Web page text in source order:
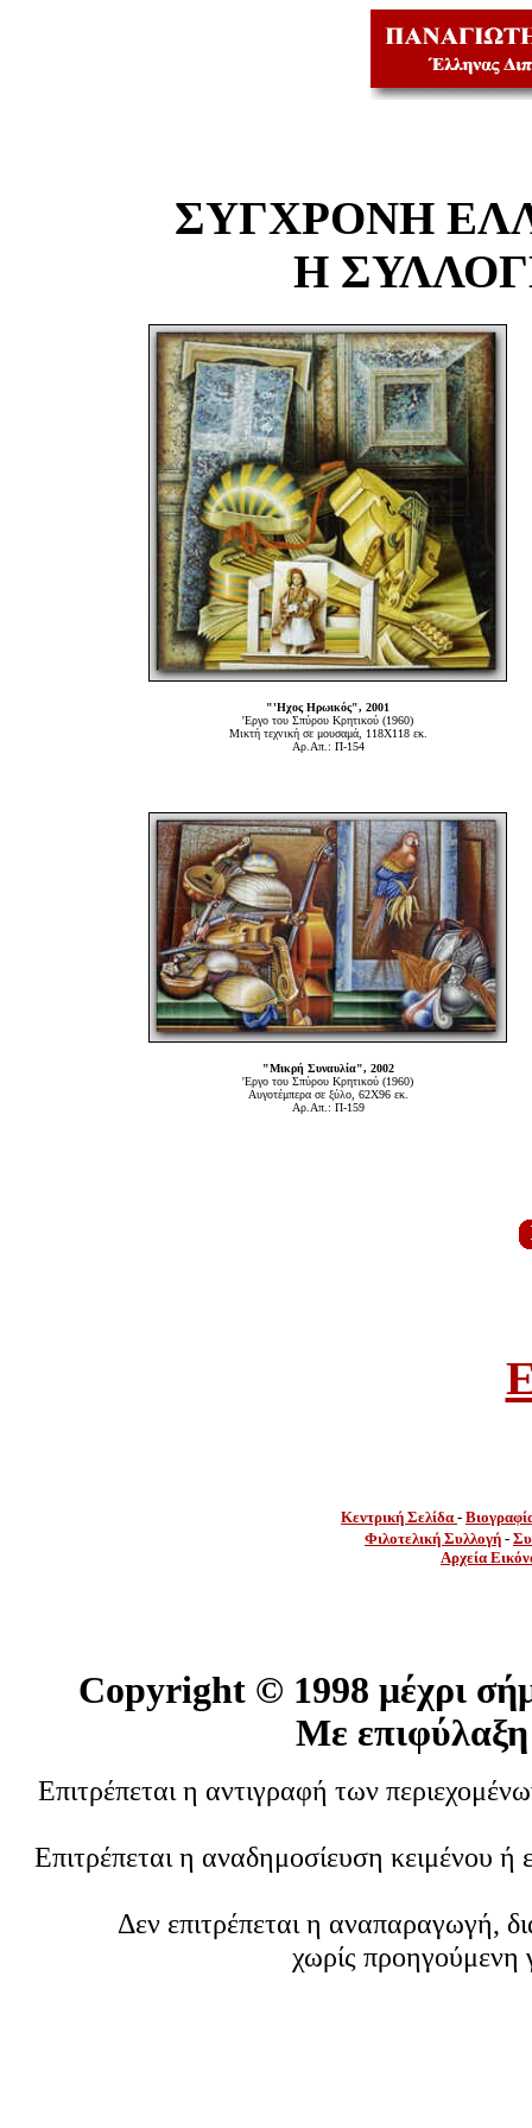
ΣΥΓΧΡΟΝΗ
Η
"'Ηχος Ηρωικός", 2001
'Εργο του Σπύρου Κρητικού (1960)
Μικτή τεχνική σε μουσαμά, 118Χ118 εκ.
Αρ.Απ.: Π-154
"Μικρή Συναυλία", 2002
'Εργο του Σπύρου Κρητικού (1960)
Αυγοτέμπερα σε ξύλο, 62Χ96 εκ.
Αρ.Απ.: Π-159
Κεντρική Σελίδα -
Φιλοτελική Συλλογή -
Αρχεία
Copyright © 1998 μέχρι
Με επιφύλαξη
Επιτρέπεται η αντιγραφή των
Επιτρέπεται η αναδημοσίευση κειμένου
Δεν επιτρέπεται η αναπαραγωγή,
χωρίς προηγούμενη